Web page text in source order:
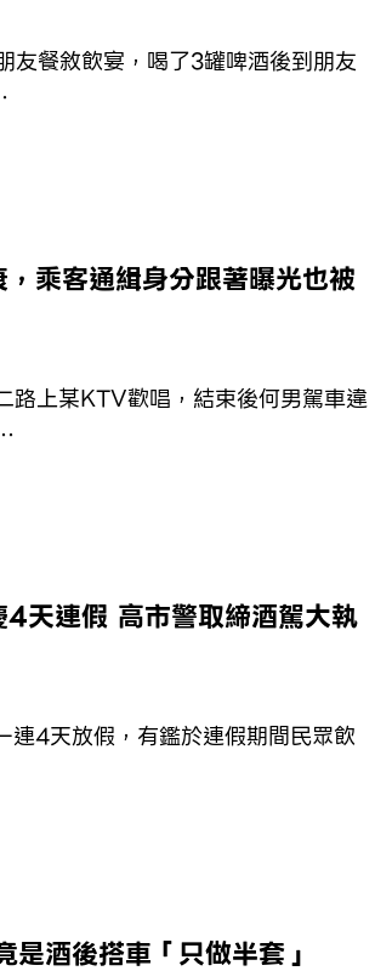
友餐敘飲宴，喝了3罐啤酒後到朋友
乘客通緝身分跟著曝光也被
路上某KTV歡唱，結束後何男駕車違
天連假 高市警取締酒駕大執
4天放假，有鑑於連假期間民眾飲
酒後搭車「只做半套」